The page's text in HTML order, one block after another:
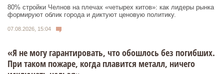
80% стройки Челнов на плечах «четырех китов»: как лидеры рынка
формируют облик города и диктуют ценовую политику.
07.08.2026, 15:04
«Я не могу гарантировать, что обошлось без погибших.
При таком пожаре, когда плавится металл, ничего